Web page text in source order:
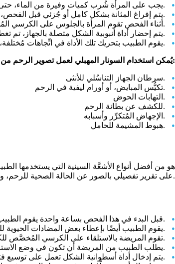
يجب على المرأة شُرب كميات وفيرة من الماء، حتى تشعر بامتلاء المثانة البولية.
يتم إفراغ المثانة بشكل كامل أو جُزئي قبل الفحص، وذلك حتى يتمكَّن الطبيب من (تصوير الرحم) بشكل داخلي واضح.
أثناء الفحص تقوم المرأة بالجلوس على الكرسي المُخصَّص، مع إبعاد الرُّكبتين عن بعضهما.
يتم إحضار أداة أنبوبية الشكل متصلة بالجهاز، تم تغطيتها بغطاء يُشبه الواقي الذكري، مع وضع قليل من المادة الهُلامية لكي تُساعد في الانزلاق إلى الداخل.
يقوم الطبيب بتحريك تلك الأداة في اتِّجاهات مُختلفة، وذلك للحصول على صور تفصيلية مُتكاملة.
يُمكن استخدام السونار المهبلي لعمل تصوير الرحم من الداخل لعدَّة أسباب وتشخيصات أخرى، ومنها:
سرطان الجهاز التناسُلي للأنثى.
تكيُّس المبايض، أو أورام ليفية في الرحم.
التهابات الحوض.
للكشف عن بطانة الرحم.
الإجهاض المُتكرِّر وأسبابه.
هبوط المشيمة للحامل.
هو من أفضل أنواع الأشعَّة السينية التي يستخدمها
على تقرير تفصيلي بالصور عن الحالة الصحية للرحم، وأنابيب فالوب.
قبل البدء في هذا الفحص بساعة واحدة يقوم الطبيب بإعطاء المريضة بعض مُسكِّنات الألم.
يقوم الطبيب أيضًا بإعطاء بعض المضادات الحيوية للمريضة، وذلك لتجنُّب حُدوث التهابات في الحوض، أو وصول عدوى بكتيرية إلى الرحم.
تقوم المريضة بالاستلقاء على الكرسي المُخصَّص للكشف، أي تُشبه وضعية الفحص المهبلي.
يطلب الطبيب من المريضة أن تكون في وضع الاسترخاء، وذلك لأن الشدَّ العضلي يُسبِّب زيادة في الشعور بالألم.
يتم إدخال أداة أسطوانية الشكل تعمل على توسيع فتحة المهبل حتى يظهر عُنق الرحم بشكل واضح.